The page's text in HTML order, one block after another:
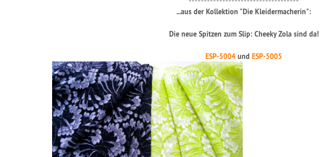
...aus der Kollektion "Die Kleidermacherin":
Die neue Spitzen zum Slip: Cheeky Zola sind da!
ESP-5004 und ESP-5005